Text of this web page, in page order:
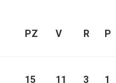
PZ V R P
15 11 3 1